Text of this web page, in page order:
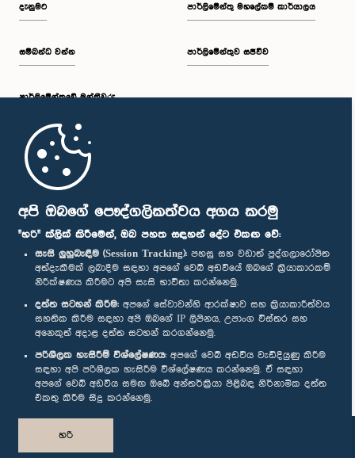
අපි ඔබගේ පෞද්ගලිකත්වය අගය කරමු
"හරි" ක්ලික් කිරීමෙන්, ඔබ පහත සඳහන් දේට එකඟ වේ:
සැසි ලුහුබැඳීම (Session Tracking): පහසු සහ වඩාත් පුද්ගලාරෝපිත
අත්දැකීමක් ලබාදීම සඳහා අපගේ වෙබ් අඩවියේ ඔබගේ ක්‍රියාකාරකම්
නිරීක්ෂණය කිරීමට අපි සැසි භාවිතා කරන්නෙමු.
දත්ත සටහන් කිරීම: අපගේ සේවාවන්හි ආරක්ෂාව සහ ක්‍රියාකාරීත්වය
සහතික කිරීම සඳහා අපි ඔබගේ IP ලිපිනය, උපාංග විස්තර සහ
අනෙකුත් අදාළ දත්ත සටහන් කරගන්නෙමු.
පරිශීලක හැසිරීම් විශ්ලේෂණය: අපගේ වෙබ් අඩවිය වැඩිදියුණු කිරීම
සඳහා අපි පරිශීලක හැසිරීම විශ්ලේෂණය කරන්නෙමු. ඒ සඳහා
අපගේ වෙබ් අඩවිය සමඟ ඔබේ අන්තර්ක්‍රියා පිළිබඳ නිර්නාමික දත්ත
එකතු කිරීම සිදු කරන්නෙමු.
හරි
දැනුමට
සම්බන්ධ වන්න
පාර්ලි‌මේන්තුවේ මන්ත්‍රීවරු
මුල් පිටුව
පාර්ලිමේන්තු මහලේකම් කාර්යාලය
පාර්ලිමේන්තුව සජීවීව
පාර්ලිමේන්තු ජංගම යෙදුම
අප හා සම්බන්ධ වී සිටින්න :
සම්මාන
පෞද්ගලිකත්ව ප්‍රතිපත්තිය